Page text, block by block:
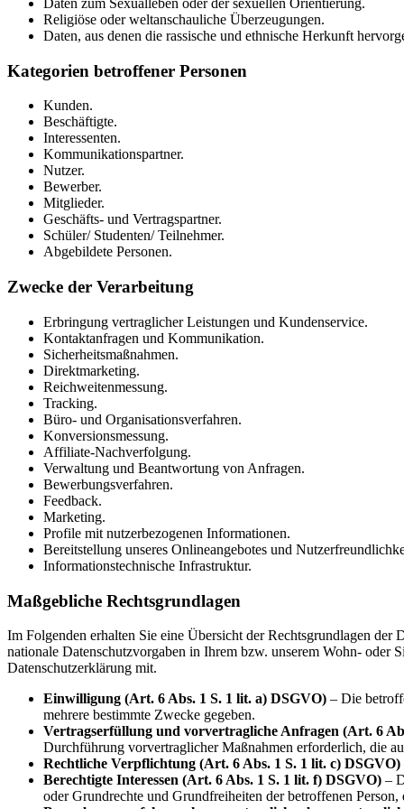
Daten zum Sexualleben oder der sexuellen Orientierung.
Religiöse oder weltanschauliche Überzeugungen.
Daten, aus denen die rassische und ethnische Herkunft
Kategorien betroffener Personen
Kunden.
Beschäftigte.
Interessenten.
Kommunikationspartner.
Nutzer.
Bewerber.
Mitglieder.
Geschäfts- und Vertragspartner.
Schüler/ Studenten/ Teilnehmer.
Abgebildete Personen.
Zwecke der Verarbeitung
Erbringung vertraglicher Leistungen und Kundenservice.
Kontaktanfragen und Kommunikation.
Sicherheitsmaßnahmen.
Direktmarketing.
Reichweitenmessung.
Tracking.
Büro- und Organisationsverfahren.
Konversionsmessung.
Affiliate-Nachverfolgung.
Verwaltung und Beantwortung von Anfragen.
Bewerbungsverfahren.
Feedback.
Marketing.
Profile mit nutzerbezogenen Informationen.
Bereitstellung unseres Onlineangebotes und
Informationstechnische Infrastruktur.
Maßgebliche Rechtsgrundlagen
Im Folgenden erhalten Sie eine Übersicht der Rechtsgrundlagen
nationale Datenschutzvorgaben in Ihrem bzw. unserem Wohn- oder
Datenschutzerklärung mit.
Einwilligung (Art. 6 Abs. 1 S. 1 lit. a) DSGVO) – Die
mehrere bestimmte Zwecke gegeben.
Vertragserfüllung und vorvertragliche Anfragen (Art. 6
Durchführung vorvertraglicher Maßnahmen erforderlich, die
Rechtliche Verpflichtung (Art. 6 Abs. 1 S. 1 lit. c) DSGVO)
Berechtigte Interessen (Art. 6 Abs. 1 S. 1 lit. f) DSGVO) –
oder Grundrechte und Grundfreiheiten der betroffenen